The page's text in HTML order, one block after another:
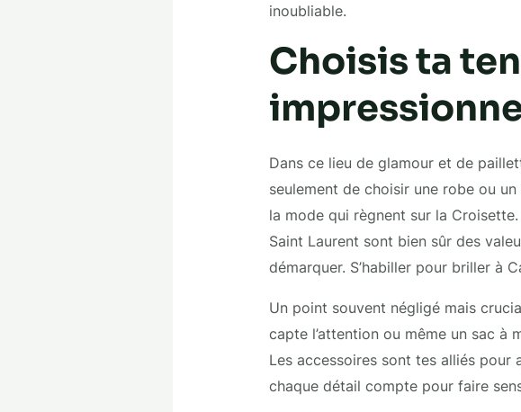
inoubliable.
Choisis ta
Dans ce lieu de glamour et de
seulement de choisir une robe ou
la mode qui règnent sur la Croisette.
Saint Laurent sont bien sûr des
démarquer. S’habiller pour briller à
Un point souvent négligé mais
capte l’attention ou même un sac à
Les accessoires sont tes alliés pour
chaque détail compte pour faire